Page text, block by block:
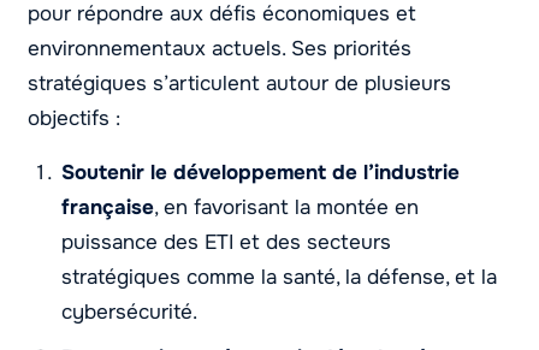
pour répondre aux défis économiques et
environnementaux actuels. Ses priorités
stratégiques s’articulent autour de plusieurs
objectifs :
Soutenir le développement de l’industrie
française, en favorisant la montée en
puissance des ETI et des secteurs
stratégiques comme la santé, la défense, et la
cybersécurité.